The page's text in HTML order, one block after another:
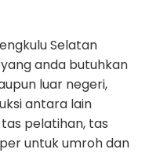
Selatan
anda butuhkan
luar negeri,
antara lain
pelatihan, tas
untuk umroh dan